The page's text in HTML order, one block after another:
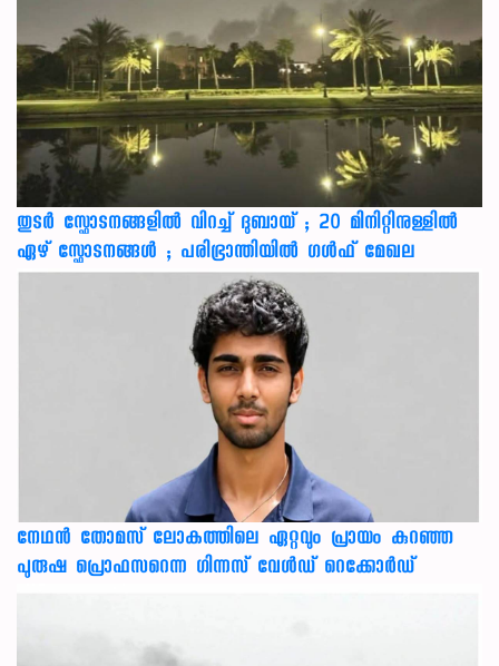
തുടർ സ്ഫോടനങ്ങളിൽ വിറച്ച് ദുബായ് ; 20 മിനിറ്റിനുള്ളിൽ
ഏഴ് സ്ഫോടനങ്ങൾ ; പരിഭ്രാന്തിയിൽ ഗൾഫ് മേഖല
നേഥന്‍ തോമസ് ലോകത്തിലെ ഏറ്റവും പ്രായം കുറഞ്ഞ
പുരുഷ പ്രൊഫസറെന്ന ഗിന്നസ് വേള്‍ഡ് റെക്കോര്‍ഡ്